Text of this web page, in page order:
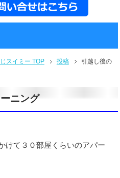
スイミー TOP 投稿
引越し後の
ニング
けて３０部屋くらいのアパー